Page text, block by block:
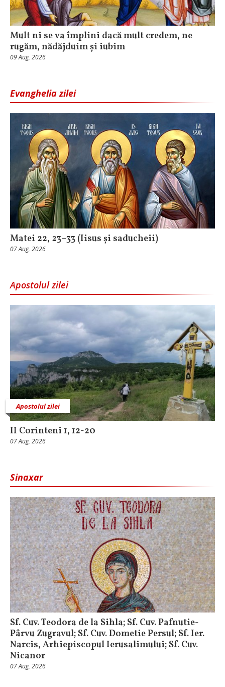
Mult ni se va împlini dacă mult credem, ne
rugăm, nădăjduim și iubim
09 Aug, 2026
Evanghelia zilei
Matei 22, 23–33 (Iisus și saducheii)
07 Aug, 2026
Apostolul zilei
Apostolul zilei
II Corinteni 1, 12-20
07 Aug, 2026
Sinaxar
Sf. Cuv. Teodora de la Sihla; Sf. Cuv. Pafnutie-
Pârvu Zugravul; Sf. Cuv. Dometie Persul; Sf. Ier.
Narcis, Arhiepiscopul Ierusalimului; Sf. Cuv.
Nicanor
07 Aug, 2026